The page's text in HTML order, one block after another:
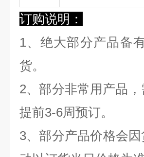
订购说明：
1、绝大部分产品备
货。
2、部分非常用产品
提前3-6周预订。
3、部分产品价格会